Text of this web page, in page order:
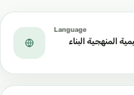
Language
المنهجية البناء